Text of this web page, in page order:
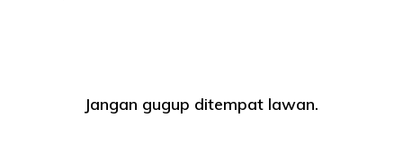
Jangan gugup ditempat lawan.